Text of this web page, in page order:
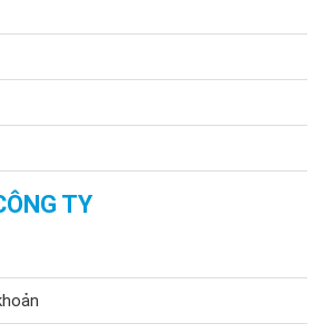
mặt trời 1000w
bảo hành 5 năm
TY